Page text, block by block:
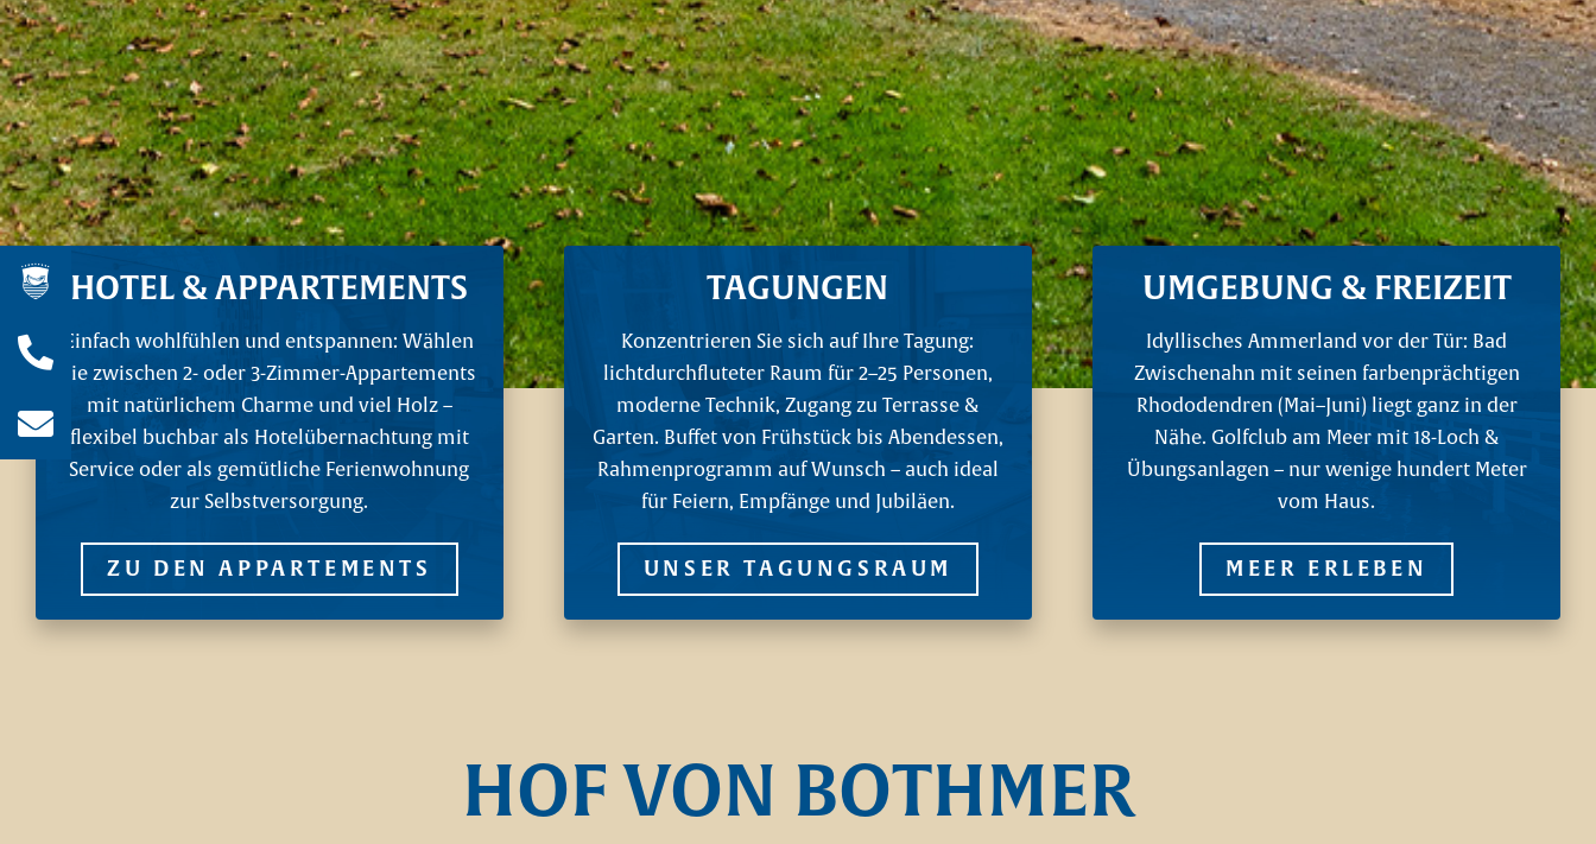
Wir sind für Sie da!
Jetzt anrufen!
04403 / 93 63 0
E-Mail schreiben!
info@hof-von-bothmer.de
HOTEL & APPARTEMENTS
Einfach wohlfühlen und entspannen: Wählen
Sie zwischen 2- oder 3-Zimmer-Appartements
mit natürlichem Charme und viel Holz –
flexibel buchbar als Hotelübernachtung mit
Service oder als gemütliche Ferienwohnung
zur Selbstversorgung.
ZU DEN APPARTEMENTS
TAGUNGEN
Konzentrieren Sie sich auf Ihre Tagung:
lichtdurchfluteter Raum für 2–25 Personen,
moderne Technik, Zugang zu Terrasse &
Garten. Buffet von Frühstück bis Abendessen,
Rahmenprogramm auf Wunsch – auch ideal
für Feiern, Empfänge und Jubiläen.
UNSER TAGUNGSRAUM
UMGEBUNG & FREIZEIT
Idyllisches Ammerland vor der Tür: Bad
Zwischenahn mit seinen farbenprächtigen
Rhododendren (Mai–Juni) liegt ganz in der
Nähe. Golfclub am Meer mit 18-Loch &
Übungsanlagen – nur wenige hundert Meter
vom Haus.
MEER ERLEBEN
HOF VON BOTHMER